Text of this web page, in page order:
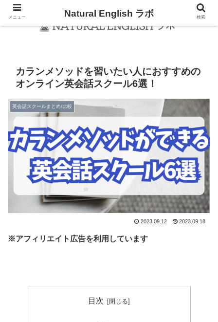
カランメソッドを習いたい人におすすめの
オンライン英会話スクール6選！
英会話スクールまとめ/比較
2023.09.12 2023.09.18
※アフィリエイト広告を利用しています
目次
メニュー Natural English ラボ 検索